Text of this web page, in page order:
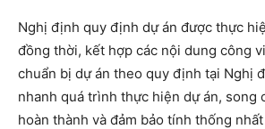
Nghị định quy định dự án được thực
đồng thời, kết hợp các nội dung công
chuẩn bị dự án theo quy định tại Nghị
nhanh quá trình thực hiện dự án, song
hoàn thành và đảm bảo tính thống